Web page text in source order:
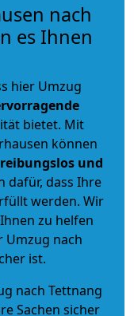
nach
es Ihnen
hier Umzug
bietet. Mit
können
reibungslos und
dass Ihre
werden. Wir
zu helfen
Umzug nach
ist.
nach Tettnang
Sachen sicher